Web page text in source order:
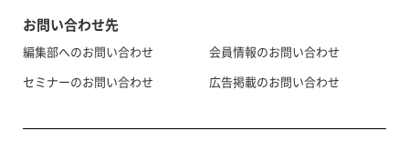
お問い合わせ先
編集部へのお問い合わせ
セミナーのお問い合わせ
会員情報のお問い合わせ
広告掲載のお問い合わせ